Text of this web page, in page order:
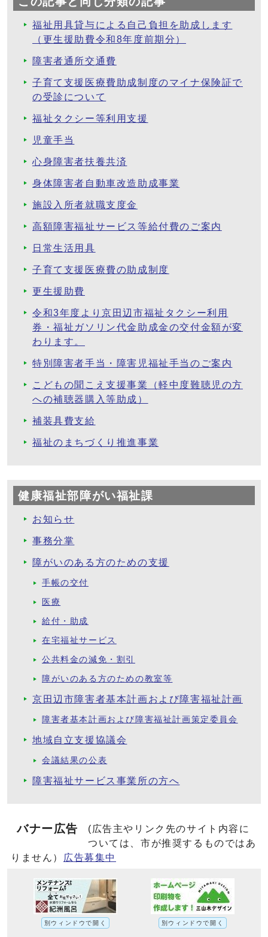
福祉用具貸与による自己負担を助成します
（更生援助費令和8年度前期分）
障害者通所交通費
子育て支援医療費助成制度のマイナ保険証で
の受診について
福祉タクシー等利用支援
児童手当
心身障害者扶養共済
身体障害者自動車改造助成事業
施設入所者就職支度金
高額障害福祉サービス等給付費のご案内
日常生活用具
子育て支援医療費の助成制度
更生援助費
令和3年度より京田辺市福祉タクシー利用
券・福祉ガソリン代金助成金の交付金額が変
わります。
特別障害者手当・障害児福祉手当のご案内
こどもの聞こえ支援事業（軽中度難聴児の方
への補聴器購入等助成）
補装具費支給
福祉のまちづくり推進事業
健康福祉部障がい福祉課
お知らせ
事務分掌
障がいのある方のための支援
手帳の交付
医療
給付・助成
在宅福祉サービス
公共料金の減免・割引
障がいのある方のための教室等
京田辺市障害者基本計画および障害福祉計画
障害者基本計画および障害福祉計画策定委員会
地域自立支援協議会
会議結果の公表
障害福祉サービス事業所の方へ
バナー広告
(広告主やリンク先のサイト内容に
ついては、市が推奨するものではあ
りません）
広告募集中
別ウィンドウで開く 別ウィンドウで開く